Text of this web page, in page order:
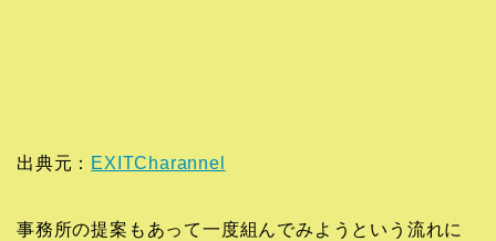
出典元： EXITCharannel
事務所の提案もあって一度組んでみようという流れに